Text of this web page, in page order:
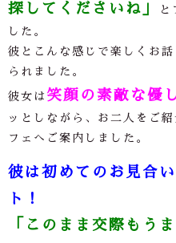
探してくださいね」
と
した。
彼とこんな感じで楽しくお
られました。
彼女は 笑顔の素敵な優
ッとしながら、お二人をご
フェへご案内しました。
彼は初めてのお見合
ト！
「このまま交際もう